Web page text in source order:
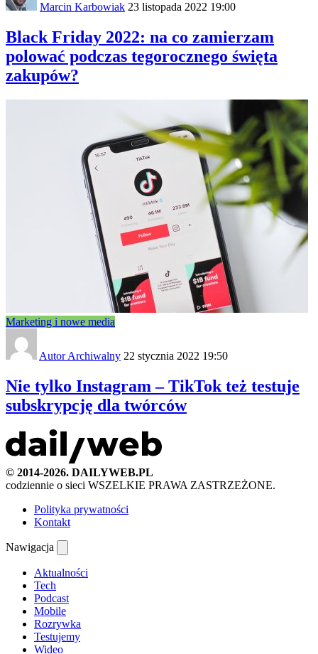
Marcin Karbowiak 23 listopada 2022 19:00
Black Friday 2022: na co zamierzam
polować podczas tegorocznego święta
zakupów?
Marketing i nowe media
Autor Archiwalny 22 stycznia 2022 19:50
Nie tylko Instagram – TikTok też testuje
subskrypcję dla twórców
© 2014-2026. DAILYWEB.PL
codziennie o sieci WSZELKIE PRAWA ZASTRZEŻONE.
Polityka prywatności
Kontakt
Nawigacja
Aktualności
Tech
Podcast
Mobile
Rozrywka
Testujemy
Wideo